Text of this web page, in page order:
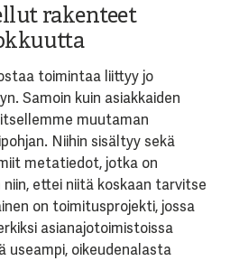
rakenteet
toimintaa liittyy jo
Samoin kuin asiakkaiden
muutaman
Niihin sisältyy sekä
metatiedot, jotka on
ettei niitä koskaan tarvitse
on toimitusprojekti, jossa
asianajotoimistoissa
useampi, oikeudenalasta